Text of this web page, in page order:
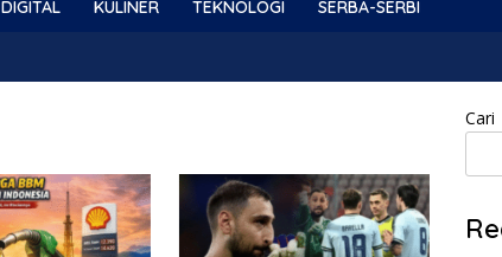
DIGITAL KULINER TEKNOLOGI SERBA-SERBI
Cari